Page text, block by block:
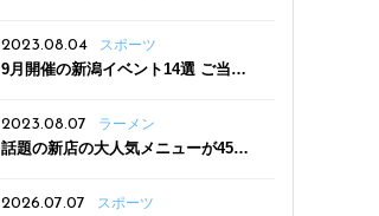
2023.08.04
スポーツ
9月開催の新潟イベント14選 ご当地
2023.08.07 ラーメン
話題の新店の大人気メニューが450
クーポン登場
2026.07.07 スポーツ